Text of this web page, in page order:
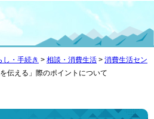
し・手続き > 相談・消費生活 > 消費生活セン
伝える」際のポイントについて